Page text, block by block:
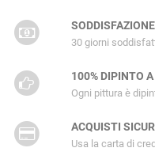
30 giorni
100% DIPINTO
Ogni pittura è
ACQUISTI
Usa la carta di